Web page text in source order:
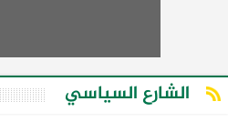
الشارع السياسي